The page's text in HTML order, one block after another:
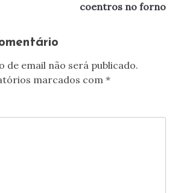
coentros no forno
de email não será publicado.
marcados com *